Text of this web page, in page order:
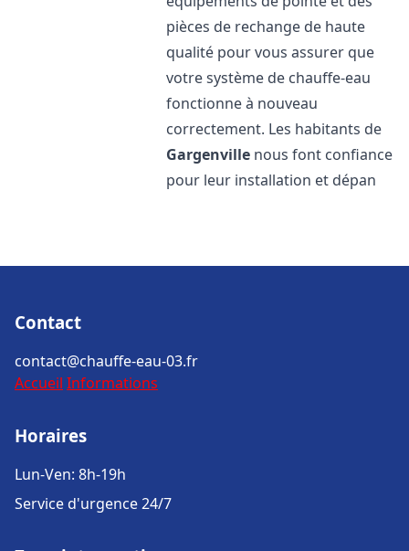
pièces de rechange de haute
qualité pour vous assurer que
votre système de chauffe-eau
fonctionne à nouveau
correctement. Les habitants de
Gargenville nous font confiance
pour leur installation et dépan
Contact
contact@chauffe-eau-03.fr
Accueil Informations
Horaires
Lun-Ven: 8h-19h
Service d'urgence 24/7